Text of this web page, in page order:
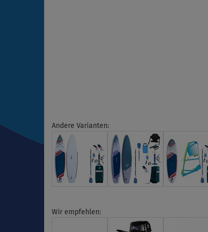
Andere Varianten:
Wir empfehlen: